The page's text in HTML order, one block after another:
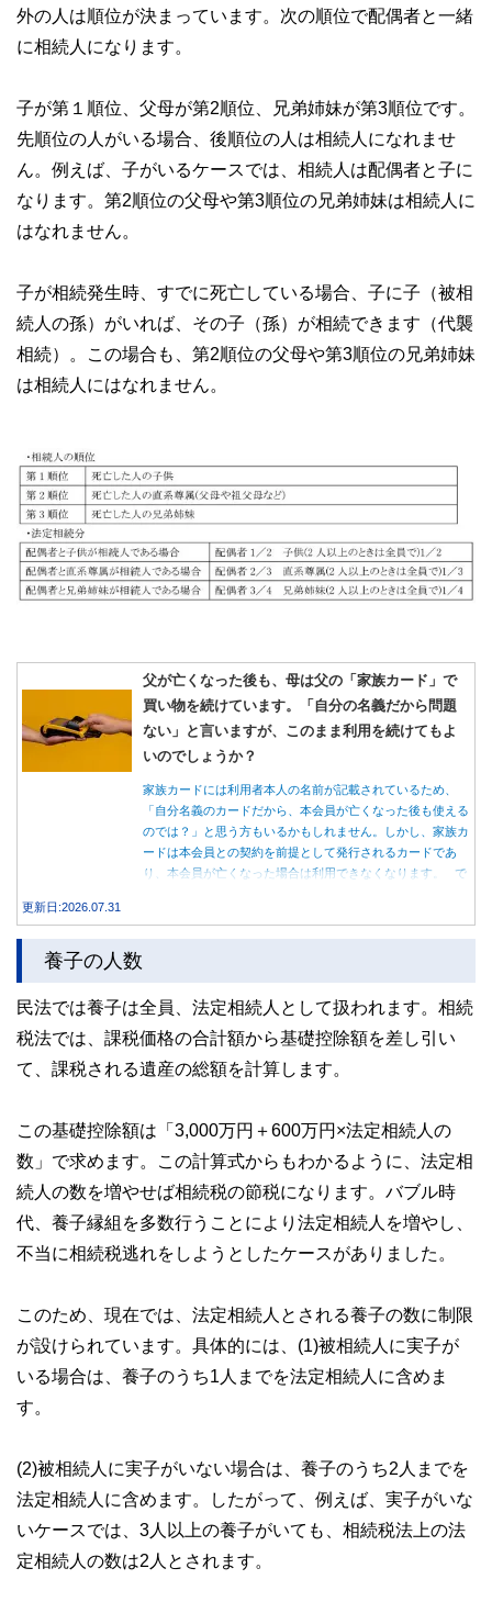
外の人は順位が決まっています。次の順位で配偶者と一緒
に相続人になります。
子が第１順位、父母が第2順位、兄弟姉妹が第3順位です。
先順位の人がいる場合、後順位の人は相続人になれませ
ん。例えば、子がいるケースでは、相続人は配偶者と子に
なります。第2順位の父母や第3順位の兄弟姉妹は相続人に
はなれません。
子が相続発生時、すでに死亡している場合、子に子（被相
続人の孫）がいれば、その子（孫）が相続できます（代襲
相続）。この場合も、第2順位の父母や第3順位の兄弟姉妹
は相続人にはなれません。
父が亡くなった後も、母は父の「家族カード」で
買い物を続けています。「自分の名義だから問題
ない」と言いますが、このまま利用を続けてもよ
いのでしょうか？
家族カードには利用者本人の名前が記載されているため、
「自分名義のカードだから、本会員が亡くなった後も使える
のでは？」と思う方もいるかもしれません。しかし、家族カ
ードは本会員との契約を前提として発行されるカードであ
り、本会員が亡くなった場合は利用できなくなります。 で
更新日:2026.07.31
養子の人数
民法では養子は全員、法定相続人として扱われます。相続
税法では、課税価格の合計額から基礎控除額を差し引い
て、課税される遺産の総額を計算します。
この基礎控除額は「3,000万円＋600万円×法定相続人の
数」で求めます。この計算式からもわかるように、法定相
続人の数を増やせば相続税の節税になります。バブル時
代、養子縁組を多数行うことにより法定相続人を増やし、
不当に相続税逃れをしようとしたケースがありました。
このため、現在では、法定相続人とされる養子の数に制限
が設けられています。具体的には、(1)被相続人に実子が
いる場合は、養子のうち1人までを法定相続人に含めま
す。
(2)被相続人に実子がいない場合は、養子のうち2人までを
法定相続人に含めます。したがって、例えば、実子がいな
いケースでは、3人以上の養子がいても、相続税法上の法
定相続人の数は2人とされます。